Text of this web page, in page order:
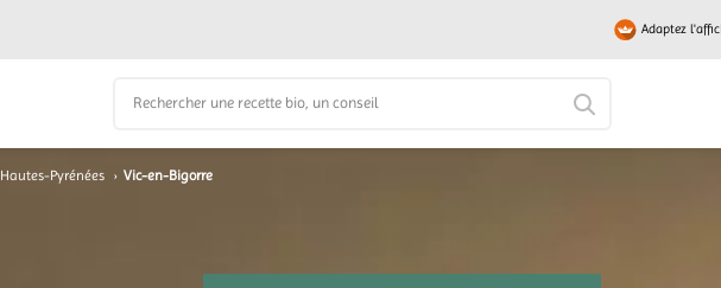
Adaptez
Hautes-Pyrénées › Vic-en-Bigorre